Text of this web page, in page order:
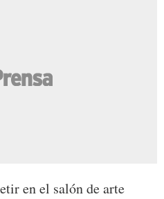
en el salón de arte